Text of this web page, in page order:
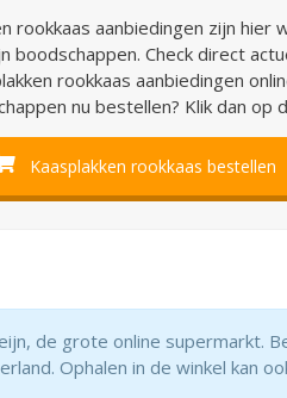
rookkaas aanbiedingen zijn hier
boodschappen. Check direct
rookkaas aanbiedingen
nu bestellen? Klik dan op
Kaasplakken rookkaas bestellen
de grote online supermarkt.
Ophalen in de winkel kan